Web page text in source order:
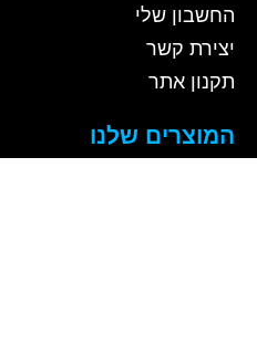
החשבון שלי
יצירת קשר
תקנון אתר
המוצרים שלנו